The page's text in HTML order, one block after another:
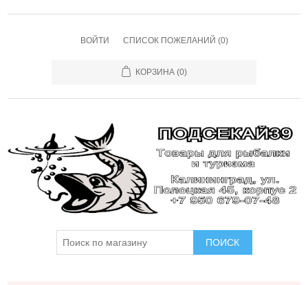
ВОЙТИ СПИСОК ПОЖЕЛАНИЙ (0)
КОРЗИНА (0)
ПОИСК